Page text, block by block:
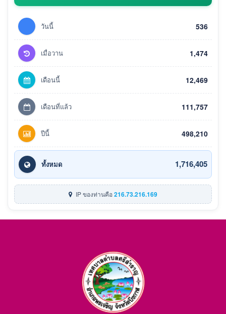
วันนี้ 536
เมื่อวาน 1,474
เดือนนี้ 12,469
เดือนที่แล้ว 111,757
ปีนี้ 498,210
ทั้งหมด 1,716,405
IP ของท่านคือ216.73.216.169